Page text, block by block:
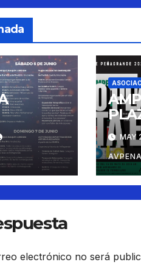
2026
MAY
electrónico no será